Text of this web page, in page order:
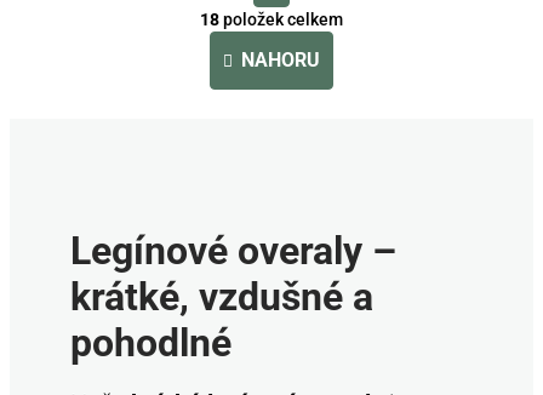
v
l
r
k
á
n
k
o
18položek celkem
NAHORU
Legínové overaly –
krátké, vzdušné a
pohodlné